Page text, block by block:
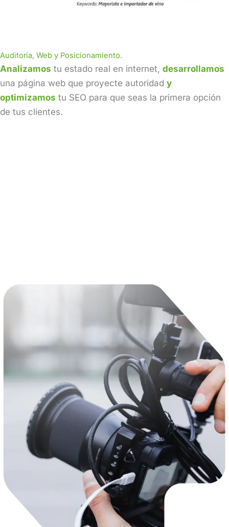
Auditoría, Web y Posicionamiento.
Analizamos tu estado real en internet, desarrollamos
una página web que proyecte autoridad y
optimizamos tu SEO para que seas la primera opción
de tus clientes.